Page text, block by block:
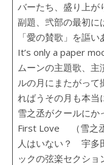
バーたち、盛り上が
副題、弐部の最初に
「愛の賛歌」を謳い
It’s only a paper
ムーンの主題歌、主
ルの月にまたがって
ればうその月も本当
雪之丞がクールにか
First Love （雪之
人はいない？ 宇多
ックの弦楽セクショ